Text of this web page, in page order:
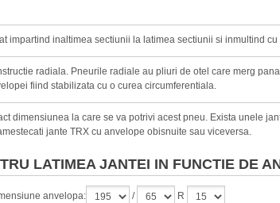
impartind inaltimea sectiunii la latimea sectiunii si inmultind cu
radiala. Pneurile radiale au pliuri de otel care merg
fiind stabilizata cu o curea circumferentiala.
dimensiunea la care se va potrivi acest pneu. Exista unele
jante TRX cu anvelope obisnuite sau viceversa.
LATIMEA JANTEI IN FUNCTIE DE
anvelopa: / R